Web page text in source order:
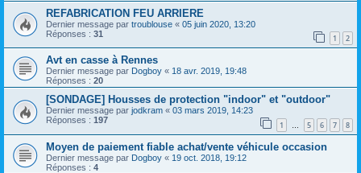
REFABRICATION FEU ARRIERE
Dernier message par troublouse « 05 juin 2020, 13:20
Réponses : 31 1 2
Avt en casse à Rennes
Dernier message par Dogboy « 18 avr. 2019, 19:48
Réponses : 20
[SONDAGE] Housses de protection "indoor" et "outdoor"
Dernier message par jodkram « 03 mars 2019, 14:23
Réponses : 197 1 … 5 6 7 8
Moyen de paiement fiable achat/vente véhicule occasion
Dernier message par Dogboy « 19 oct. 2018, 19:12
Réponses : 4